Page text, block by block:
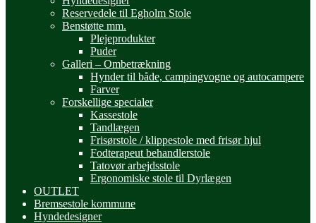
Reservedele til Egholm Stole
Benstøtte mm.
Plejeprodukter
Puder
Galleri – Ombetrækning
Hynder til både, campingvogne og autocampere
Farver
Forskellige specialer
Kassestole
Tandlægen
Frisørstole / klippestole med frisør hjul
Fodterapeut behandlerstole
Tatovør arbejdsstole
Ergonomiske stole til Dyrlægen
OUTLET
Bremsestole kommune
Hyndedesigner